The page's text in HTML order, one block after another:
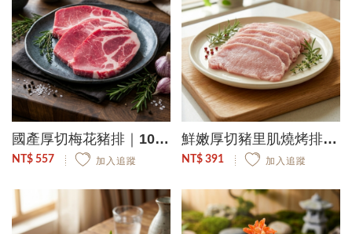
國產厚切梅花豬排｜1000g/9-11片/包
NT$ 557 加入追蹤
鮮嫩厚切豬里肌燒烤排｜500g/2包
NT$ 391 加入追蹤